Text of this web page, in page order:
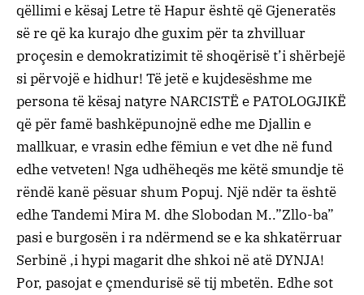
qëllimi e kësaj Letre të Hapur është që Gjeneratës
së re që ka kurajo dhe guxim për ta zhvilluar
proçesin e demokratizimit të shoqërisë t’i shërbejë
si përvojë e hidhur! Të jetë e kujdesëshme me
persona të kësaj natyre NARCISTË e PATOLOGJIKË
që për famë bashkëpunojnë edhe me Djallin e
mallkuar, e vrasin edhe fëmiun e vet dhe në fund
edhe vetveten! Nga udhëheqës me këtë smundje të
rëndë kanë pësuar shum Popuj. Një ndër ta është
edhe Tandemi Mira M. dhe Slobodan M..”Zllo-ba”
pasi e burgosën i ra ndërmend se e ka shkatërruar
Serbinë ,i hypi magarit dhe shkoi në atë DYNJA!
Por, pasojat e çmendurisë së tij mbetën. Edhe sot